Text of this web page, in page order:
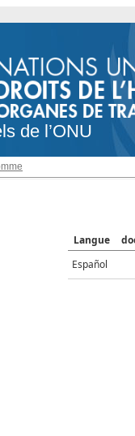
de l’ONU
Langue
Español